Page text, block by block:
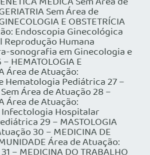
Sem Área de
E OBSTETRÍCIA
Endoscopia Ginecológica
Reprodução Humana
sonografia em Ginecologia e
HEMATOLOGIA E
Área de Atuação:
Hematologia Pediátrica 27 –
Área de Atuação 28 –
Área de Atuação:
Hospitalar
29 – MASTOLOGIA
30 – MEDICINA DE
Área de Atuação: